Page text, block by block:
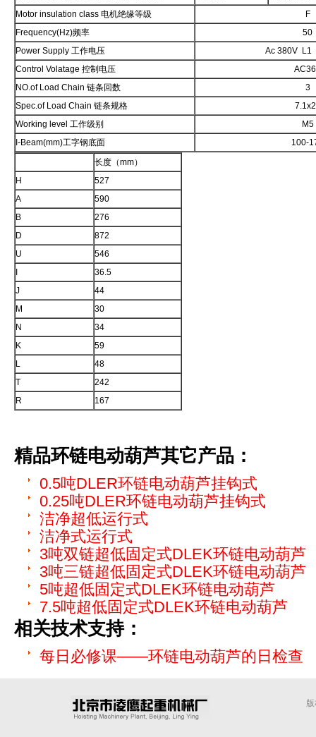
Motor insulation class 电机绝缘等级
F
Frequency(Hz)频率
50
Power Supply 工作电压
Ac 380V
Control Volatage 控制电压
NO.of Load Chain 链条回数
3
Spec.of Load Chain 链条规格
Working level 工作级别
M5
I-Beam(mm)工字钢底面
100-
长度（mm）
H
527
A
590
B
276
D
872
U
546
36.5
J
44
M
30
N
34
K
59
L
48
T
242
R
167
精品环链电动葫芦其它产品：
0.5吨DLER环链电动葫芦挂钩式
0.25吨DLER环链电动葫芦挂钩式
洁净超低运行式
洁净式运行式
3吨双链超低固定式DLEK环链电动葫芦
3吨三链超低固定式DLEK环链电动葫芦
5吨超低固定式DLEK环链电动葫芦
7.5吨超低固定式DLEK环链电动葫芦
相关技术支持：
每日必修课——环链电动葫芦的日检查